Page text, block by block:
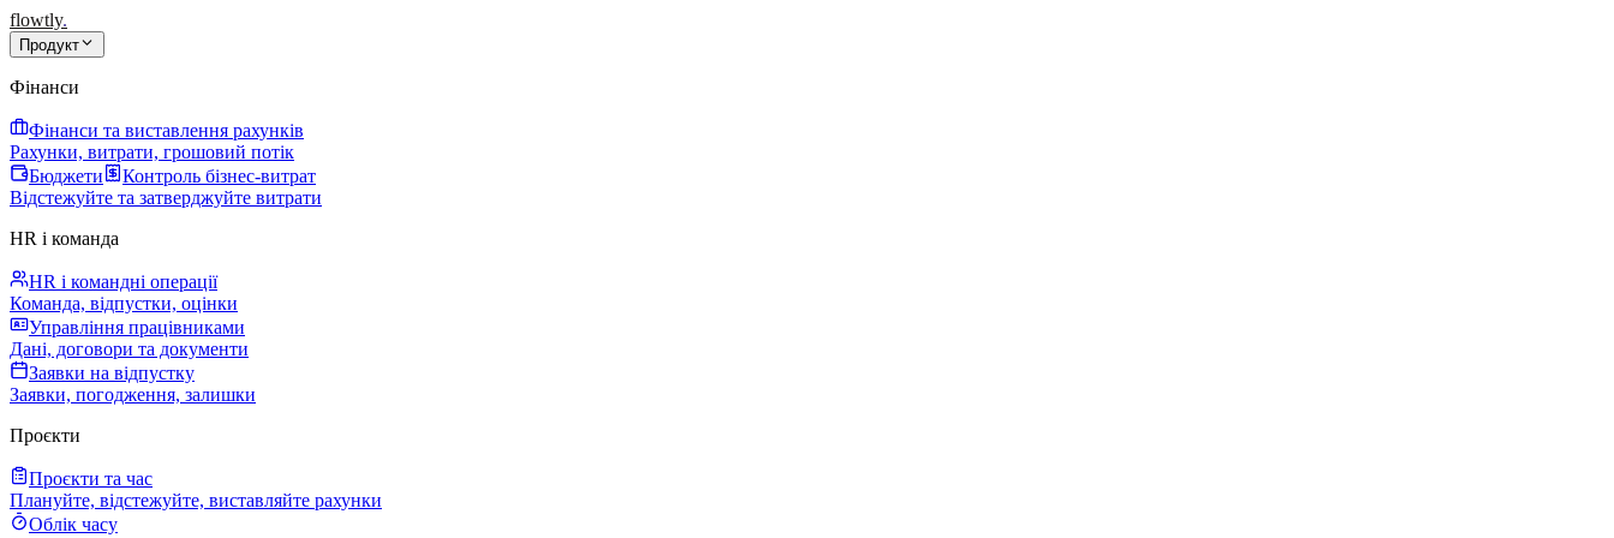
flowtly.
Продукт
Фінанси
Фінанси та виставлення рахунків
Рахунки, витрати, грошовий потік
Бюджети
Контроль бізнес-витрат
Відстежуйте та затверджуйте витрати
HR і команда
HR і командні операції
Команда, відпустки, оцінки
Управління працівниками
Дані, договори та документи
Заявки на відпустку
Заявки, погодження, залишки
Проєкти
Проєкти та час
Плануйте, відстежуйте, виставляйте рахунки
Облік часу